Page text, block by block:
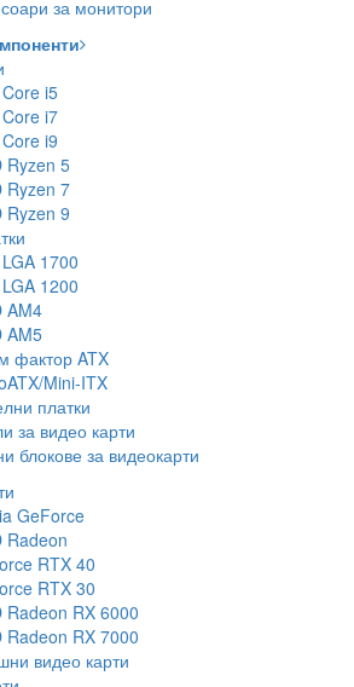
за монитори
i5
i7
i9
Ryzen 5
Ryzen 7
Ryzen 9
1700
1200
AM4
AM5
фактор ATX
Mini-ITX
платки
за видео карти
блокове за видеокарти
GeForce
Radeon
RTX 40
RTX 30
Radeon RX 6000
Radeon RX 7000
видео карти